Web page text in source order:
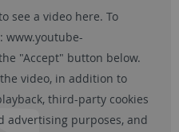
see a video here. To
www.youtube-
"Accept" button below.
video, in addition to
third-party cookies
advertising purposes, and